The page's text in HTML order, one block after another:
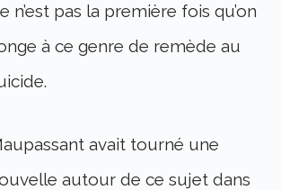
n’est pas la première fois qu’on
à ce genre de remède au
avait tourné une
autour de ce sujet dans